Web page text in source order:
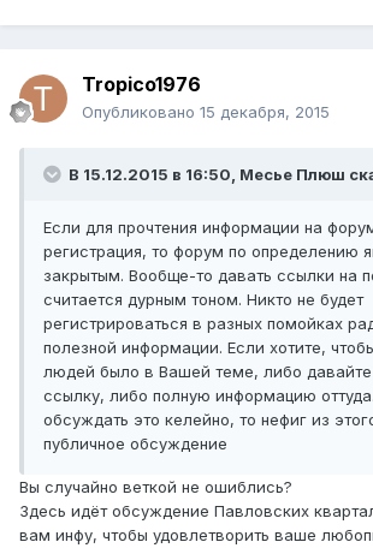
Tropico1976
Опубликовано 15 декабря, 2015
В 15.12.2015 в 16:50, Месье Плюш
Если для прочтения информации на
регистрация, то форум по определению
закрытым. Вообще-то давать ссылки на
считается дурным тоном. Никто не будет
регистрироваться в разных помойках
полезной информации. Если хотите,
людей было в Вашей теме, либо
ссылку, либо полную информацию
обсуждать это келейно, то нефиг из
публичное обсуждение
Вы случайно веткой не ошиблись?
Здесь идёт обсуждение Павловских
вам инфу, чтобы удовлетворить ваше